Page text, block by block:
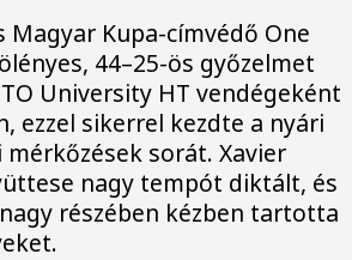
Magyar Kupa-címvédő One
44–25-ös győzelmet
University HT vendégeként
ezzel sikerrel kezdte a nyári
sorát. Xavier
nagy tempót diktált, és
részében kézben tartotta